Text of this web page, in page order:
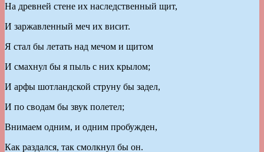
На древней стене их наследственный щит,
И заржавленный меч их висит.
Я стал бы летать над мечом и щитом
И смахнул бы я пыль с них крылом;
И арфы шотландской струну бы задел,
И по сводам бы звук полетел;
Внимаем одним, и одним пробужден,
Как раздался, так смолкнул бы он.